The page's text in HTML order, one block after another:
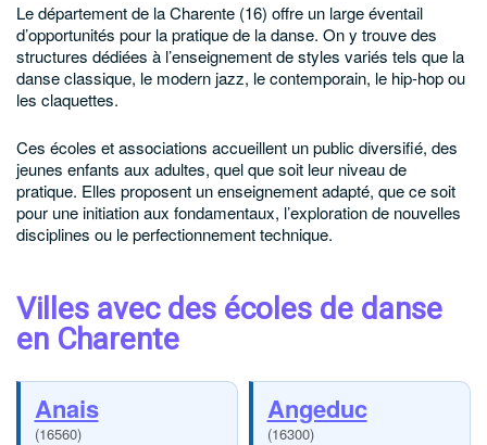
Le département de la Charente (16) offre un large éventail
d’opportunités pour la pratique de la danse. On y trouve des
structures dédiées à l’enseignement de styles variés tels que la
danse classique, le modern jazz, le contemporain, le hip-hop ou
les claquettes.
Ces écoles et associations accueillent un public diversifié, des
jeunes enfants aux adultes, quel que soit leur niveau de
pratique. Elles proposent un enseignement adapté, que ce soit
pour une initiation aux fondamentaux, l’exploration de nouvelles
disciplines ou le perfectionnement technique.
Villes avec des écoles de danse
en Charente
Anais
(16560)
Angeduc
(16300)